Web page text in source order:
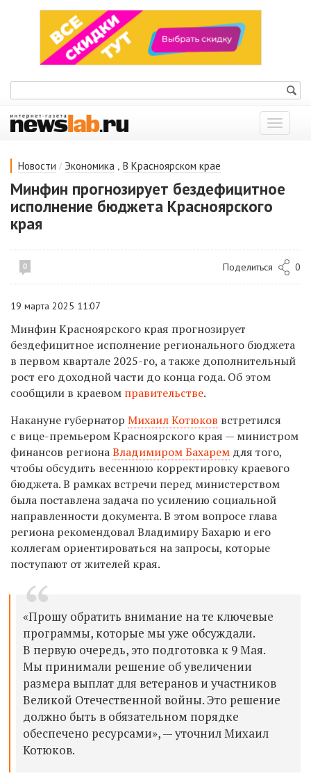
Показать
меню
Новости / Экономика , В Красноярском крае
Минфин прогнозирует бездефицитное
исполнение бюджета Красноярского
края
0 Поделиться 0
19 марта 2025 11:07
Минфин Красноярского края прогнозирует
бездефицитное исполнение регионального бюджета
в первом квартале 2025-го, а также дополнительный
рост его доходной части до конца года. Об этом
сообщили в краевом правительстве.
Накануне губернатор Михаил Котюков встретился
с вице-премьером Красноярского края — министром
финансов регионаВладимиром Бахарем для того,
чтобы обсудить весеннюю корректировку краевого
бюджета. В рамках встречи перед министерством
была поставлена задача по усилению социальной
направленности документа. В этом вопросе глава
региона рекомендовал Владимиру Бахарю и его
коллегам ориентироваться на запросы, которые
поступают от жителей края.
«Прошу обратить внимание на те ключевые
программы, которые мы уже обсуждали.
В первую очередь, это подготовка к 9 Мая.
Мы принимали решение об увеличении
размера выплат для ветеранов и участников
Великой Отечественной войны. Это решение
должно быть в обязательном порядке
обеспечено ресурсами», — уточнил Михаил
Котюков.